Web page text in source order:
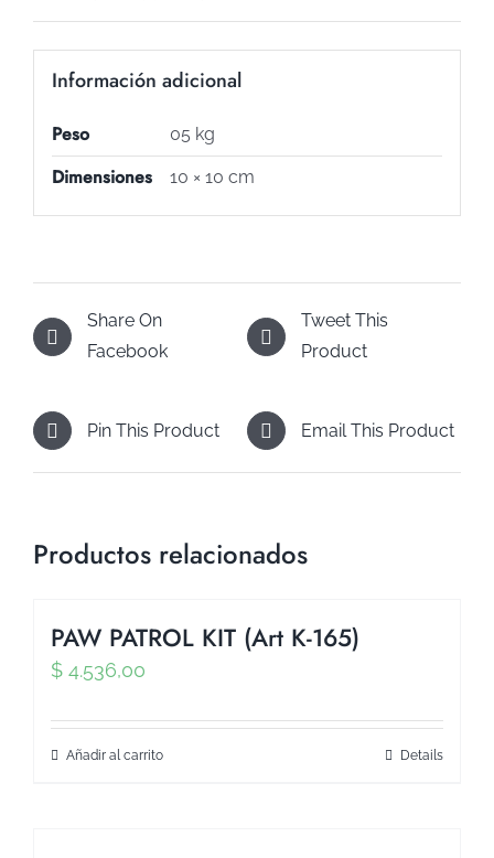
Información adicional
Peso 05 kg
Dimensiones 10 × 10 cm
Share On
Facebook
Tweet This
Product
Pin This Product Email This Product
Productos relacionados
PAW PATROL KIT (Art K-165)
$ 4.536,00
Añadir al carrito Details